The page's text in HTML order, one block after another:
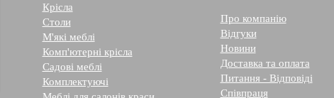
Крісла
Столи
М'які меблі
Комп'ютерні крісла
Садові меблі
Комплектуючі
Про компанію
Відгуки
Новини
Доставка та оплата
Питання - Відповіді
Співпраця